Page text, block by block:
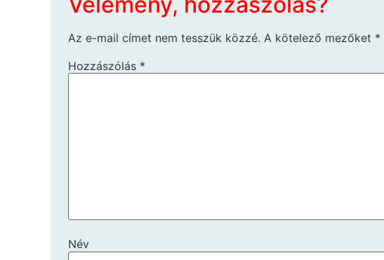
Az e-mail címet nem tesszük közzé. A kötelező mezőket *
Hozzászólás *
Név